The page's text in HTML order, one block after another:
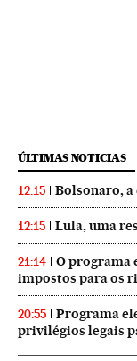
ÚLTIMAS NOTICIAS
12:15 Bolsonaro,
12:15 Lula, uma
21:14
O programa
impostos para os
20:55
Programa
privilégios legais